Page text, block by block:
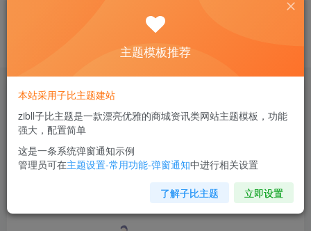
这家伙很懒，什么都没有写...
文章1 收藏0 评论
发布 1
主题模板推荐
本站采用子比主题建站
zibll子比主题是一款漂亮优雅的商城资讯类网站主题模板，功能
强大，配置简单
这是一条系统弹窗通知示例
管理员可在主题设置-常用功能-弹窗通知中进行相关设置
了解子比主题 立即设置